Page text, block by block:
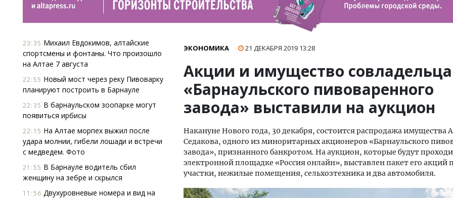
23:35 Михаил Евдокимов, алтайские
спортсмены и фонтаны. Что произошло
на Алтае 7 августа
22:55 Новый мост через реку Пивоварку
планируют построить в Барнауле
22:35 В барнаульском зоопарке могут
появиться ирбисы
22:15 На Алтае морпех выжил после
удара молнии, гибели лошади и встречи
с медведем. Фото
21:55 В Барнауле водитель сбил
женщину на зебре и скрылся
11:56 Двухуровневые номера и вид на
ЭКОНОМИКА 21 ДЕКАБРЯ 2019 13:28
Акции и имущество совладельца
«Барнаульского пивоваренного
завода» выставили на аукцион
Накануне Нового года, 30 декабря, состоится распродажа имущества
Седакова, одного из миноритарных акционеров «Барнаульского
завода», признанного банкротом. На аукцион, которые будут
электронной площадке «Россия онлайн», выставлен пакет его акций
участки, нежилые помещения, сельхозтехника и два автомобиля.